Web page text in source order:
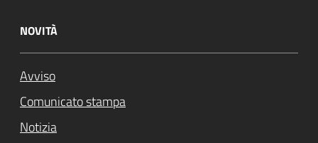
NOVITÀ
Avviso
Comunicato stampa
Notizia